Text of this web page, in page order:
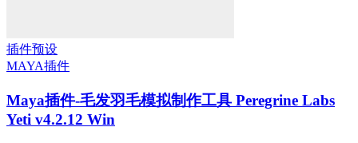
插件预设
MAYA插件
Maya插件-毛发羽毛模拟制作工具 Peregrine Labs
Yeti v4.2.12 Win